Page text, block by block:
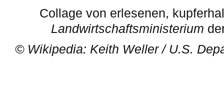
Collage von erlesenen,
Landwirtschaftsministerium
© Wikipedia: Keith Weller / U.S.